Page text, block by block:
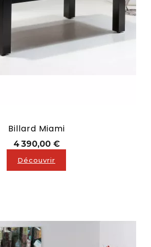
Billard Miami
4 390,00 €Prix
Découvrir